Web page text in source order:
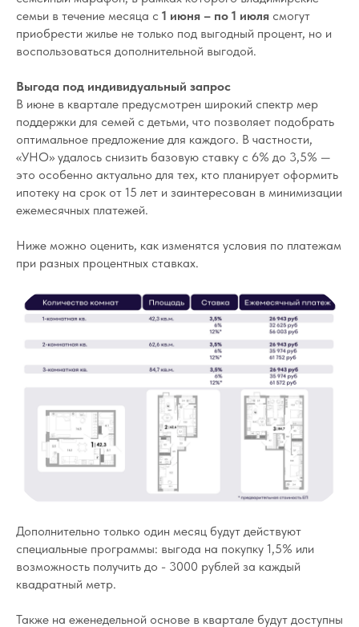
семьи в течение месяца с 1 июня – по 1 июля смогут
приобрести жилье не только под выгодный процент, но и
воспользоваться дополнительной выгодой.
Выгода под индивидуальный запрос
В июне в квартале предусмотрен широкий спектр мер
поддержки для семей с детьми, что позволяет подобрать
оптимальное предложение для каждого. В частности,
«УНО» удалось снизить базовую ставку с 6% до 3,5% —
это особенно актуально для тех, кто планирует оформить
ипотеку на срок от 15 лет и заинтересован в минимизации
ежемесячных платежей.
Ниже можно оценить, как изменятся условия по платежам
при разных процентных ставках.
Дополнительно только один месяц будут действуют
специальные программы: выгода на покупку 1,5% или
возможность получить до - 3000 рублей за каждый
квадратный метр.
Также на еженедельной основе в квартале будут доступны